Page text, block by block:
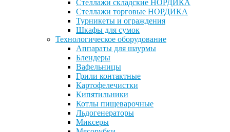
Стеллажи складские НОРДИКА
Стеллажи торговые НОРДИКА
Турникеты и ограждения
Шкафы для сумок
Технологическое оборудование
Аппараты для шаурмы
Блендеры
Вафельницы
Грили контактные
Картофелечистки
Кипятильники
Котлы пищеварочные
Льдогенераторы
Миксеры